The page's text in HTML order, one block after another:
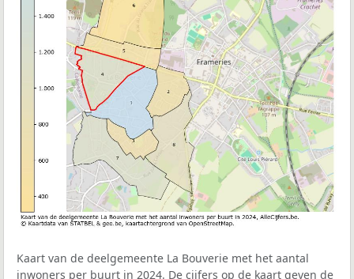
Kaart van de deelgemeente La Bouverie met het aantal
inwoners per buurt in 2024. De cijfers op de kaart geven de